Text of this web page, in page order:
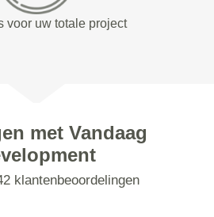
voor uw totale project
met Vandaag
klantenbeoordelingen